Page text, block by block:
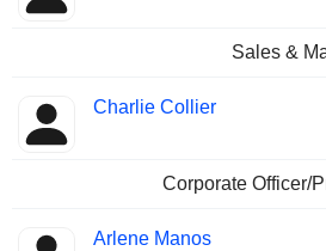
Sales &
Charlie Collier
Corporate Officer/
Arlene Manos